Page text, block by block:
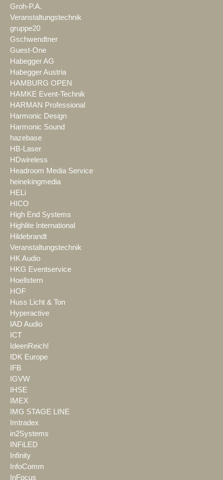
Groh-P.A.
Veranstaltungstechnik
gruppe20
Gschwendtner
Guest-One
Habegger AG
Habegger Austria
HAMBURG OPEN
HAMKE Event-Technik
HARMAN Professional
Harmonic Design
Harmonic Sound
hazebase
HB-Laser
HDwireless
Headroom Media Service
heinekingmedia
HELi
HICO
High End Systems
Highlite International
Hildebrandt
Veranstaltungstechnik
HK Audio
HKG Eventservice
Hoellstern
HOF
Huss Licht & Ton
Hyperactive
IAD Audio
ICT
IdeenReich!
IDK Europe
IFB
IGVW
IHSE
IMEX
IMG STAGE LINE
Imtradex
in2Systems
INFiLED
Infinity
InfoComm
InFocus